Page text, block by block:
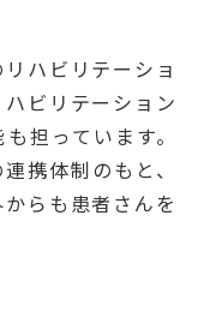
ハビリテーショ
ビリテーション
担っています。
携体制のもと、
らも患者さんを